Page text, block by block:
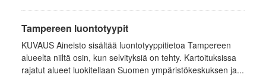
Tampereen luontotyypit
KUVAUS Aineisto sisältää luontotyyppitietoa Tampereen
alueelta niiltä osin, kun selvityksiä on tehty. Kartoituksissa
rajatut alueet luokitellaan Suomen ympäristökeskuksen ja...